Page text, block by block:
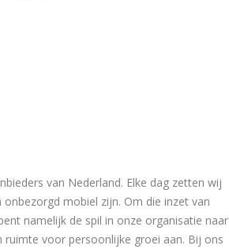
van Nederland. Elke dag zetten wij
mobiel zijn. Om die inzet van
namelijk de spil in onze organisatie naar
voor persoonlijke groei aan. Bij ons